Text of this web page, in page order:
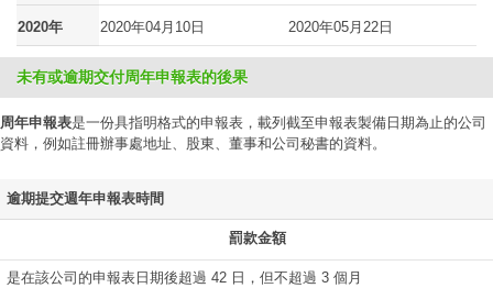
2020年 2020年04月10日 2020年05月22日
未有或逾期交付周年申報表的後果
周年申報表是一份具指明格式的申報表，載列截至申報表製備日期為止的公司
資料，例如註冊辦事處地址、股東、董事和公司秘書的資料。
逾期提交週年申報表時間
罰款金額
是在該公司的申報表日期後超過 42 日，但不超過 3 個月